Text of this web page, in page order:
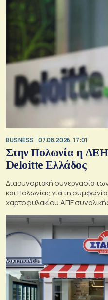
BUSINESS 07.08.2026, 17:01
Στην Πολωνία η ΔΕΗ
Deloitte Ελλάδος
Διασυνοριακή συνεργασία
και Πολωνίας για τη
χαρτοφυλακίου ΑΠΕ